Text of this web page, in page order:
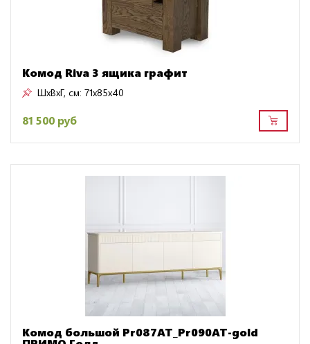
Комод Riva 3 ящика графит
ШxВxГ, см: 71x85x40
81 500 руб
Комод большой Pr087AT_Pr090AT-gold